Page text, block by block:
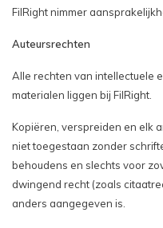
FilRight nimmer
Auteursrechten
Alle rechten van intellectuele
materialen liggen bij FilRight.
Kopiëren, verspreiden en elk
niet toegestaan zonder
behoudens en slechts voor
dwingend recht (zoals
anders aangegeven is.